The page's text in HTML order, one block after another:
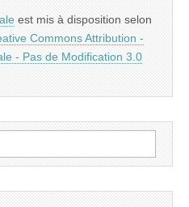
est mis à disposition selon
Commons Attribution -
- Pas de Modification 3.0